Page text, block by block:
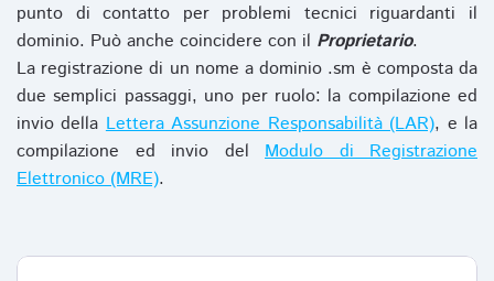
punto di contatto per problemi tecnici riguardanti il
dominio. Può anche coincidere con il Proprietario.
La registrazione di un nome a dominio .sm è composta da
due semplici passaggi, uno per ruolo: la compilazione ed
invio dellaLettera Assunzione Responsabilità (LAR), e la
compilazione ed invio del Modulo di Registrazione
Elettronico (MRE).